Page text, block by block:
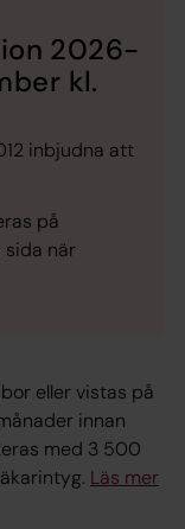
2026-
kl.
inbjudna att
på
när
eller vistas på
innan
med 3 500
Läs mer